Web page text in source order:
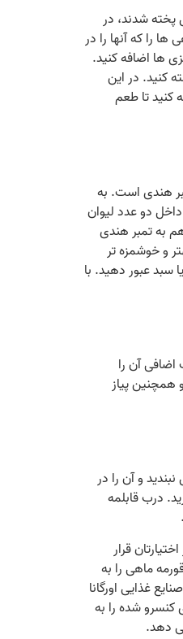
پخته شدند، در
را که آنها را در
ها اضافه کنید.
کنید. در این
کنید تا طعم
هندی است. به
دو عدد لیوان
به تمبر هندی
و خوشمزه‌ تر
سبد عبور دهید. با
آن را
تفت داده شده و همچنین پیاز
و آن را در
درب قابلمه
قرار
ماهی را به
غذایی اورگانا
کنسرو شده را به
دهد.